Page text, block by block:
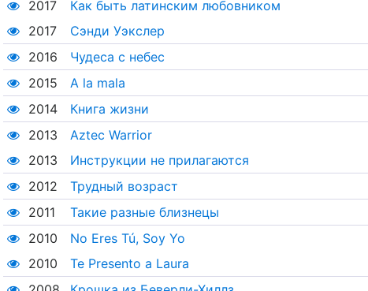
2017
Как быть латинским любовником
2017
Сэнди Уэкслер
2016
Чудеса с небес
2015
A la mala
2014
Книга жизни
2013
Aztec Warrior
2013
Инструкции не прилагаются
2012
Трудный возраст
2011
Такие разные близнецы
2010
No Eres Tú, Soy Yo
2010
Te Presento a Laura